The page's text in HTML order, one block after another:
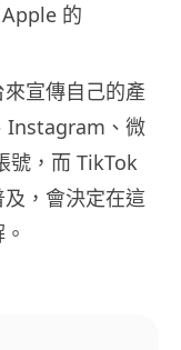
的
宣傳自己的產
Instagram、微
號，而 TikTok
，會決定在這